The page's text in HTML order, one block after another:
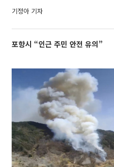
기정아 기자
포항시 “인근 주민 안전 유의”